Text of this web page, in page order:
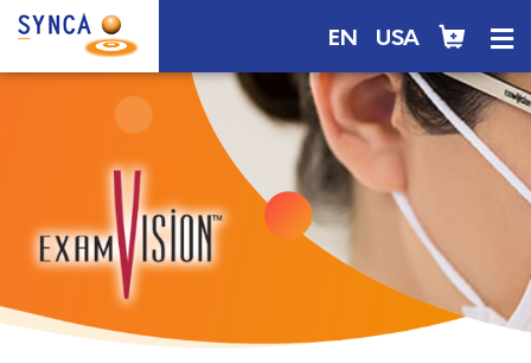
EN USA